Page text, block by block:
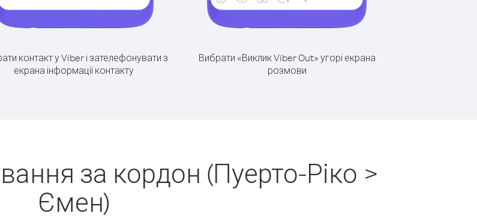
контакт у Viber і зателефонувати з
екрана інформації контакту
Вибрати «Виклик Viber Out» угорі екрана
розмови
за кордон (Пуерто-Ріко >
Ємен)